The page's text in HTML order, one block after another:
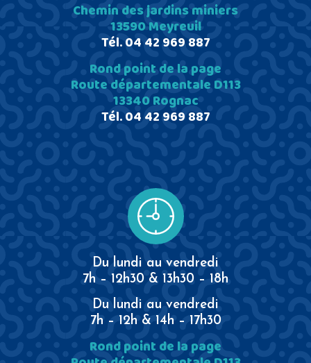
Du lundi au vendredi
7h – 12h30 & 13h30 – 18h
Du lundi au vendredi
7h – 12h & 14h – 17h30
Rond point de la page
Chemin des jardins miniers
13590 Meyreuil
Tél.04 42 969 887
Rond point de la page
Route départementale D113
13340 Rognac
Tél.04 42 969 887